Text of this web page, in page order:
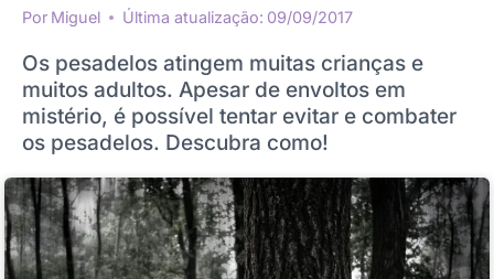
Por Miguel Última atualização: 09/09/2017
Os pesadelos atingem muitas crianças e
muitos adultos. Apesar de envoltos em
mistério, é possível tentar evitar e combater
os pesadelos. Descubra como!